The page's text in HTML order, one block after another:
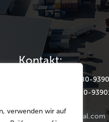
verwenden wir auf
Kontakt:
Telefon: +49 (0) 9180-
Telefax: +49 (0) 9180-
germany@mojorental.com